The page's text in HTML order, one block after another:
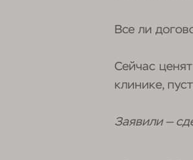
Все ли
Сейчас
клинике,
Заявили —